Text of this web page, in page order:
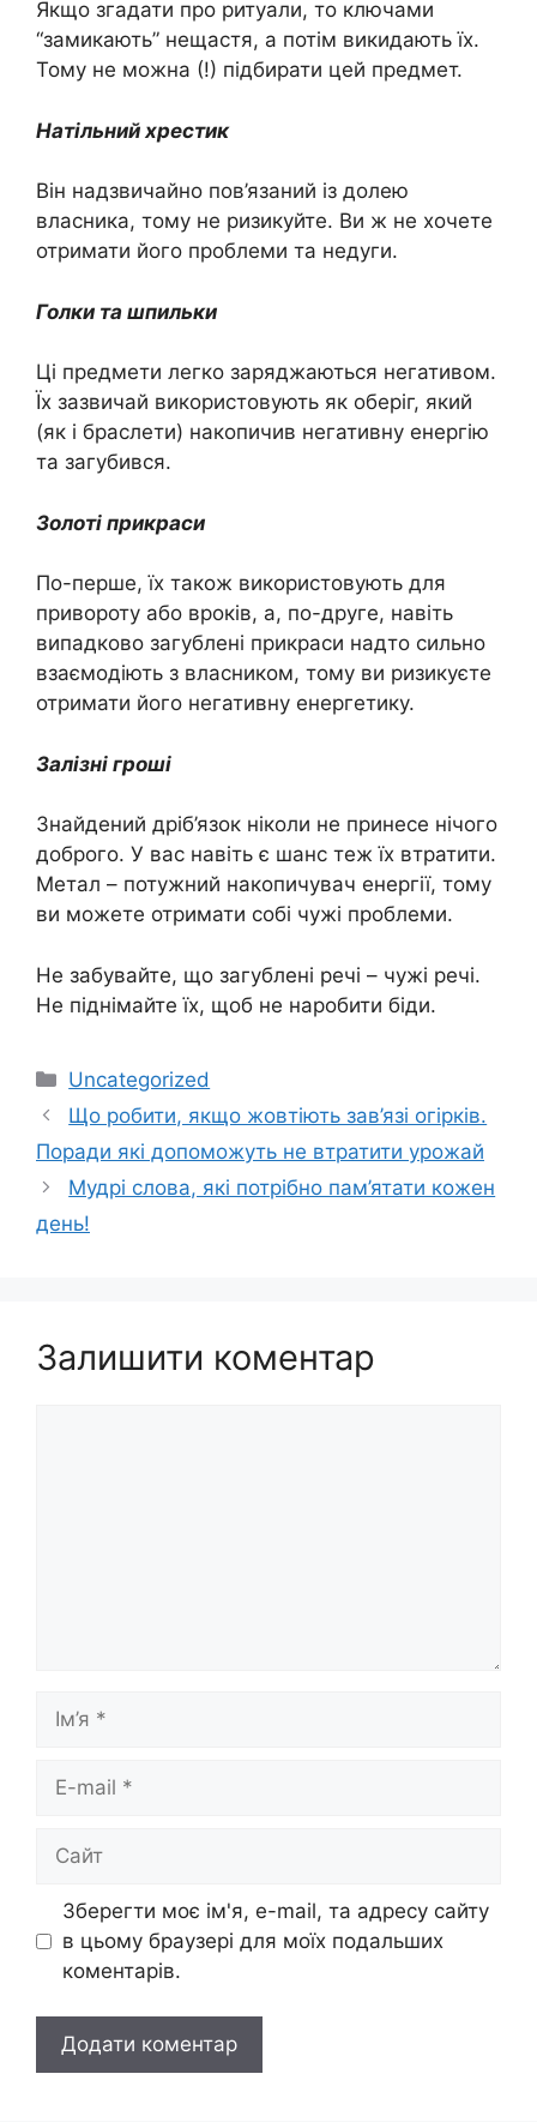
Якщо згадати про ритуали, то ключами
“замикають” нещастя, а потім викидають їх.
Тому не можна (!) підбирати цей предмет.
Натільний хрестик
Він надзвичайно пов’язаний із долею
власника, тому не ризикуйте. Ви ж не хочете
отримати його проблеми та недуги.
Голки та шпильки
Ці предмети легко заряджаються негативом.
Їх зазвичай використовують як оберіг, який
(як і браслети) накопичив негативну енергію
та загубився.
Золоті прикраси
По-перше, їх також використовують для
привороту або вроків, а, по-друге, навіть
випадково загублені прикраси надто сильно
взаємодіють з власником, тому ви ризикуєте
отримати його негативну енергетику.
Залізні гроші
Знайдений дріб’язок ніколи не принесе нічого
доброго. У вас навіть є шанс теж їх втратити.
Метал – потужний накопичувач енергії, тому
ви можете отримати собі чужі проблеми.
Не забувайте, що загублені речі – чужі речі.
Не піднімайте їх, щоб не наробити біди.
Категорії
Uncategorized
Що робити, якщо жовтіють зав’язі огірків.
Поради які допоможуть не втратити урожай
Мудрі слова, які потрібно пам’ятати кожен
день!
Залишити коментар
mail
Зберегти моє ім'я, e-mail, та адресу сайту
в цьому браузері для моїх подальших
коментарів.